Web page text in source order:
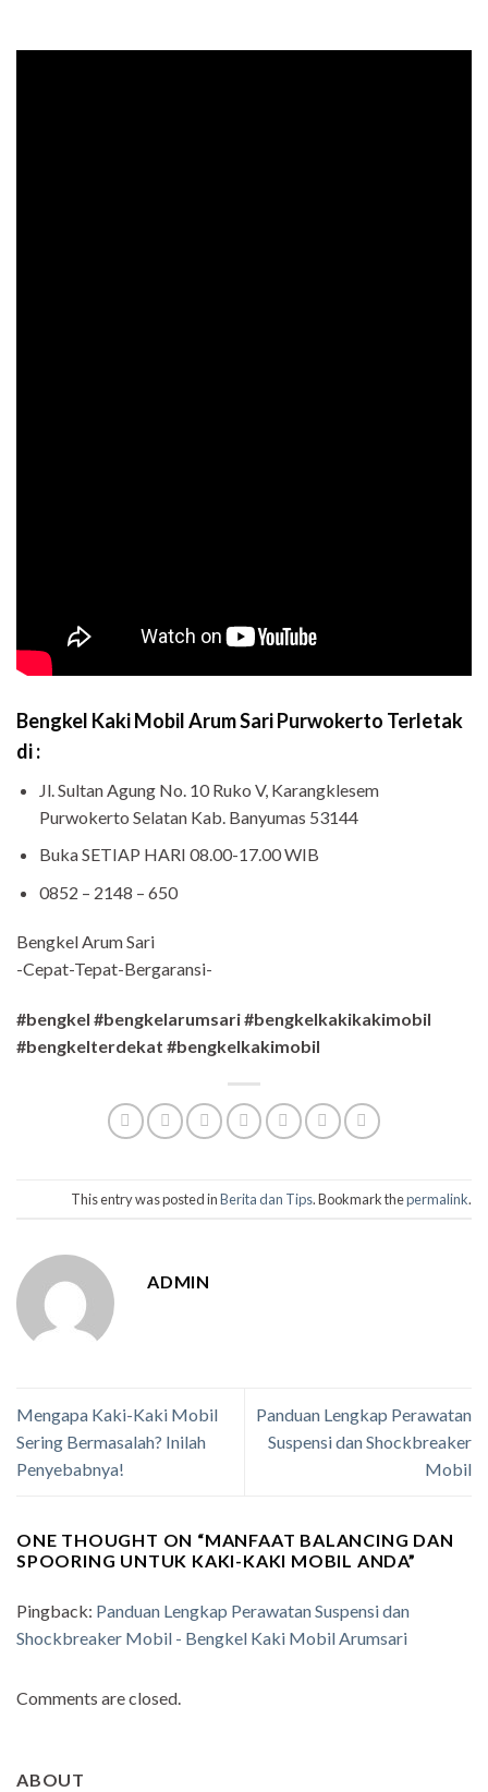
ABOUT
Bengkel Kaki Mobil Arum Sari Purwokerto Terletak
di :
Jl. Sultan Agung No. 10 Ruko V, Karangklesem
Purwokerto Selatan Kab. Banyumas 53144
Buka SETIAP HARI 08.00-17.00 WIB
0852 – 2148 – 650
Bengkel Arum Sari
-Cepat-Tepat-Bergaransi-
#bengkel #bengkelarumsari #bengkelkakikakimobil
#bengkelterdekat #bengkelkakimobil
This entry was posted inBerita dan Tips. Bookmark thepermalink.
ADMIN
Mengapa Kaki-Kaki Mobil
Sering Bermasalah? Inilah
Penyebabnya!
Panduan Lengkap Perawatan
Suspensi dan Shockbreaker
Mobil
ONE THOUGHT ON “MANFAAT BALANCING DAN
SPOORING UNTUK KAKI-KAKI MOBIL ANDA”
Pingback: Panduan Lengkap Perawatan Suspensi dan
Shockbreaker Mobil - Bengkel Kaki Mobil Arumsari
Comments are closed.